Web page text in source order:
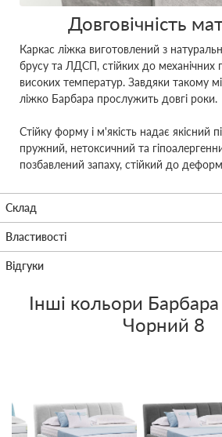
Довговічність
Каркас ліжка виготовлений з
брусу та ЛДСП, стійких до механічних
високих температур. Завдяки такому
ліжко Барбара прослужить довгі роки.
Стійку форму і м'якість надає якісний
пружний, нетоксичний та
позбавлений запаху, стійкий до
Інші кольори
Чорний 8